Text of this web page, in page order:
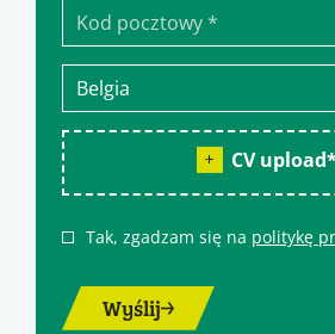
CV upload
Tak, zgadzam się na politykę
Wyślij